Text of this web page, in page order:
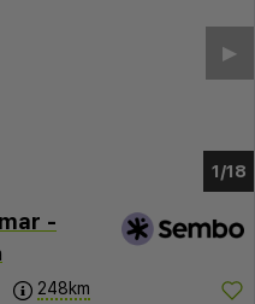
1/14
▶︎
-
248km